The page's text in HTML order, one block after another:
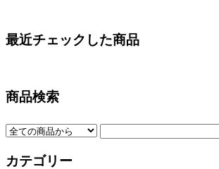
最近チェックした商品
商品検索
カテゴリー